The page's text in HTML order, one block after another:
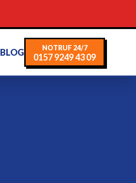
BLOG NOTRUF 24/7
0157 9249 43 09